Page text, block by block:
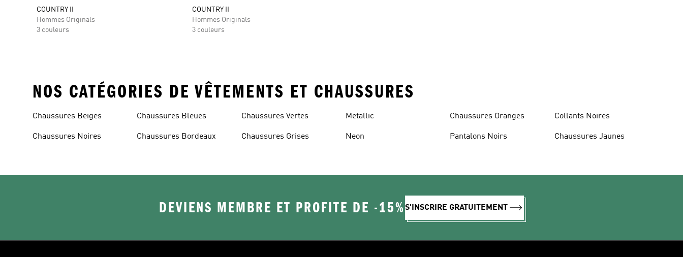
COUNTRY II
Hommes Originals
3 couleurs
COUNTRY II
Hommes Originals
3 couleurs
NOS CATÉGORIES DE VÊTEMENTS ET CHAUSSURES
Chaussures Beiges
Chaussures Noires
Chaussures Bleues
Chaussures Bordeaux
Chaussures Vertes
Chaussures Grises
Metallic
Neon
Chaussures Oranges
Pantalons Noirs
Collants Noires
Chaussures Jaunes
DEVIENS MEMBRE ET PROFITE DE -15% S'INSCRIRE GRATUITEMENT